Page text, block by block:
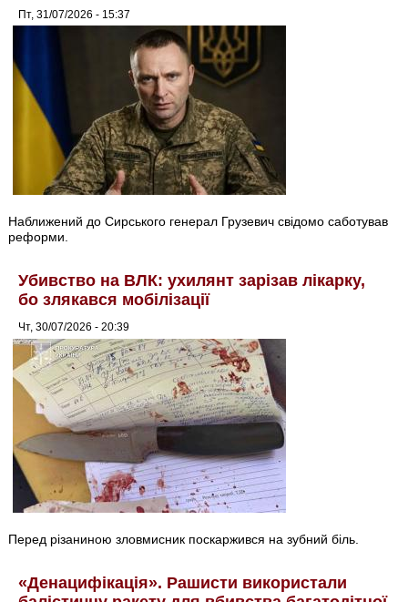
Пт, 31/07/2026 - 15:37
Наближений до Сирського генерал Грузевич свідомо саботував
реформи.
Убивство на ВЛК: ухилянт зарізав лікарку,
бо злякався мобілізації
Чт, 30/07/2026 - 20:39
Перед різаниною зловмисник поскаржився на зубний біль.
«Денацифікація». Рашисти використали